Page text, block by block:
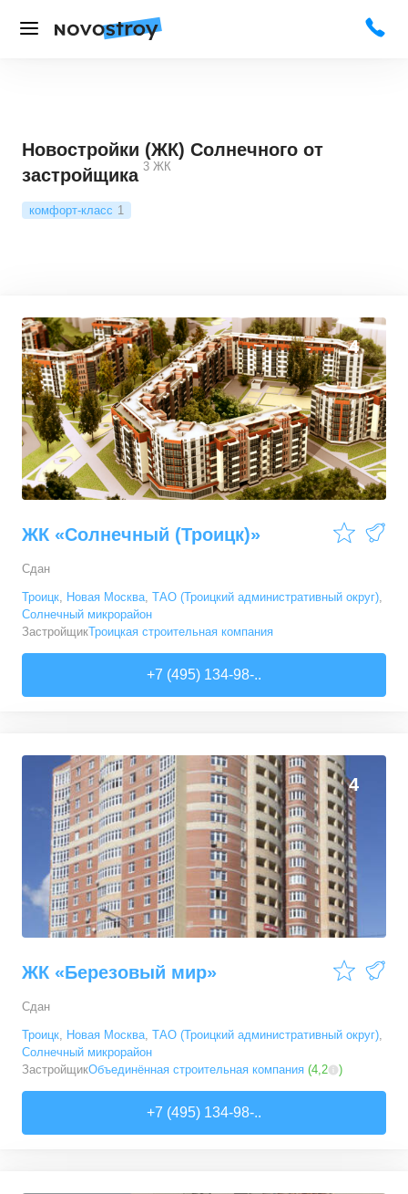
Новостройки (ЖК) Солнечного от
застройщика 3 ЖК
комфорт-класс 1
4
ЖК «Солнечный (Троицк)»
Сдан
Троицк, Новая Москва, ТАО (Троицкий административный округ),
Солнечный микрорайон
ЗастройщикТроицкая строительная компания
+7 (495) 134-98-..
4
ЖК «Березовый мир»
Сдан
Троицк, Новая Москва, ТАО (Троицкий административный округ),
Солнечный микрорайон
ЗастройщикОбъединённая строительная компания (4,2 )
+7 (495) 134-98-..